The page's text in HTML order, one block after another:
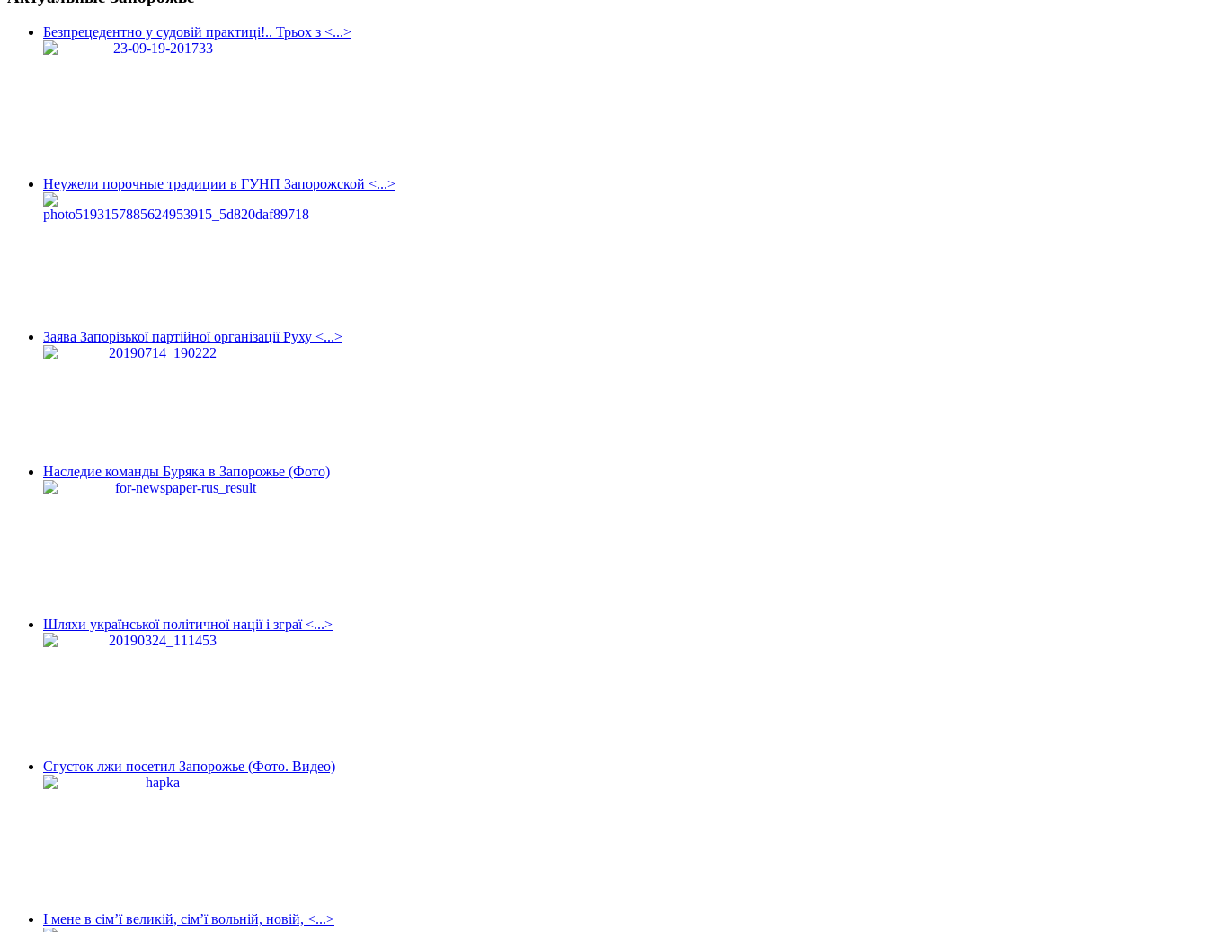
Безпрецедентно у судовій практиці!.. Трьох з <...>
Неужели порочные традиции в ГУНП Запорожской <...>
Заява Запорізької партійної організації Руху <...>
Наследие команды Буряка в Запорожье (Фото)
Шляхи української політичної нації і зграї <...>
Сгусток лжи посетил Запорожье (Фото. Видео)
І мене в сім’ї великій, сім’ї вольній, новій, <...>